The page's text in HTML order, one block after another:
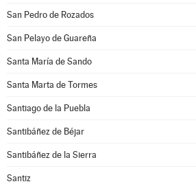
San Pedro de Rozados
San Pelayo de Guareña
Santa María de Sando
Santa Marta de Tormes
Santiago de la Puebla
Santibáñez de Béjar
Santibáñez de la Sierra
Santiz